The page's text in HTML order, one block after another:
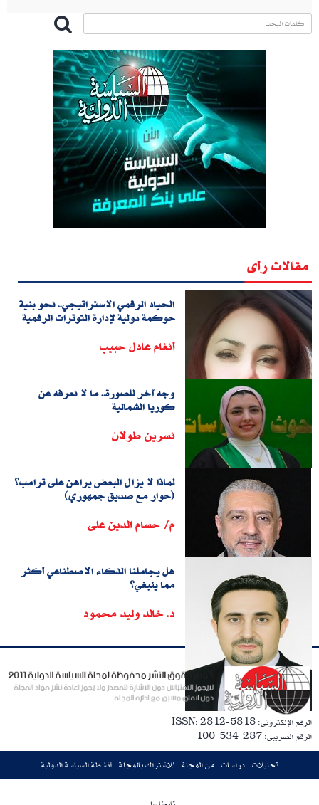
مقالات رأى
الحياد الرقمي الاستراتيجي.. نحو بنية
حوكمة دولية لإدارة التوترات الرقمية
أنغام عادل حبيب
وجه آخر للصورة.. ما لا نعرفه عن
كوريا الشمالية
نسرين طولان
لماذا لا يزال البعض يراهن على ترامب؟
(حوار مع صديق جمهوري)
م/ حسام الدين على
هل يجاملنا الذكاء الاصطناعي أكثر
مما ينبغي؟
د. خالد وليد محمود
الرقم الإلكترونى: ISSN: 2812-5818
الرقم الضريبى: 287-534-100
تحليلات دراسات من المجلة للاشتراك بالمجلة أنشطة السياسة الدولية